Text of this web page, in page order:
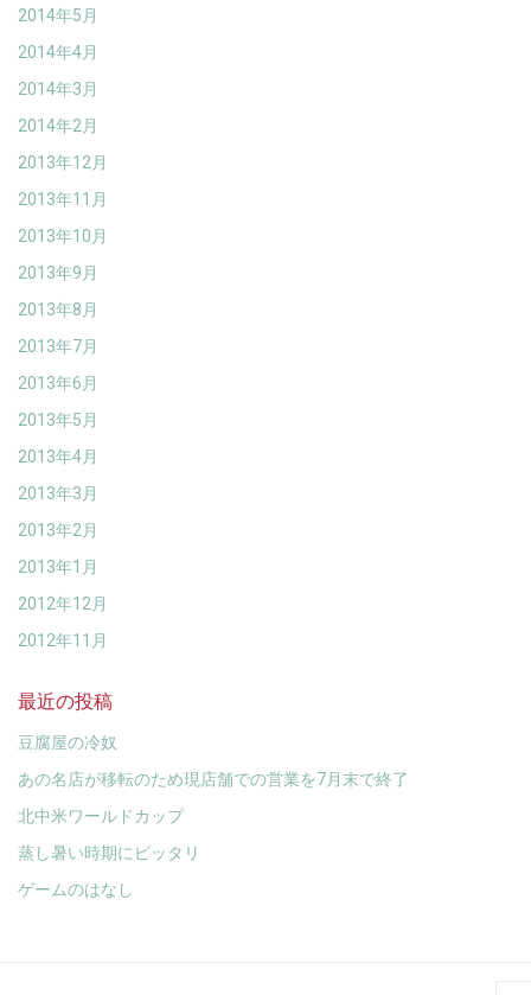
2014年5月
2014年4月
2014年3月
2014年2月
2013年12月
2013年11月
2013年10月
2013年9月
2013年8月
2013年7月
2013年6月
2013年5月
2013年4月
2013年3月
2013年2月
2013年1月
2012年12月
2012年11月
最近の投稿
豆腐屋の冷奴
あの名店が移転のため現店舗での営業を7月末で終了
北中米ワールドカップ
蒸し暑い時期にピッタリ
ゲームのはなし